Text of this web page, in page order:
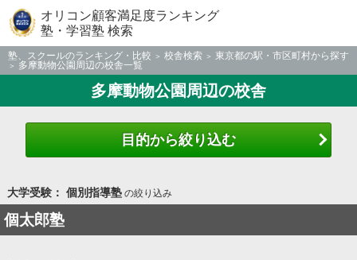
オリコン顧客満足度ランキング
塾・学習塾 検索
塾、スクールのランキング・比較 校舎検索
東京都の駅・市区町村から探す
多摩動物公園周辺の校舎一覧
多摩動物公園周辺の校舎
目的から絞り込む
大学受験： 個別指導塾の絞り込み
個太郎塾